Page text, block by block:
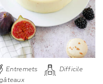
Entremets
Difficile